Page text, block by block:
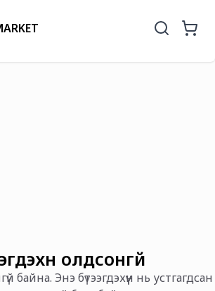
олдсонгүй
байна. Энэ бүтээгдэхүүн нь устгагдсан